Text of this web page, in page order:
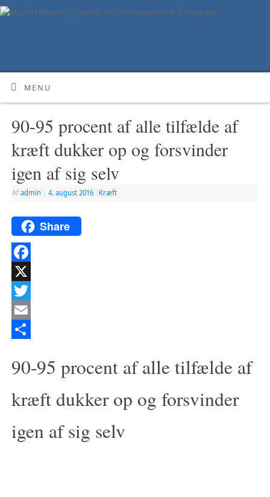
MENU
90-95 procent af alle tilfælde af
kræft dukker op og forsvinder
igen af sig selv
Af admin 4. august 2016 Kræft
Share
Facebook
X
Twitter
Email
90-95 procent af alle tilfælde af
kræft dukker op og forsvinder
igen af sig selv